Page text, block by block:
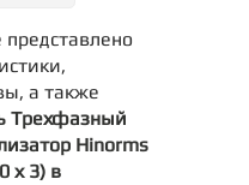
а также
Трехфазный
Hinorms
х 3) в